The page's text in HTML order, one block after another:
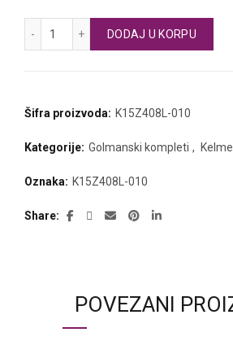
KELME golmanski donji deo količina
DODAJ U KORPU
Šifra proizvoda: K15Z408L-010
Kategorije: Golmanski kompleti , Kelme
Oznaka: K15Z408L-010
Share
POVEZANI